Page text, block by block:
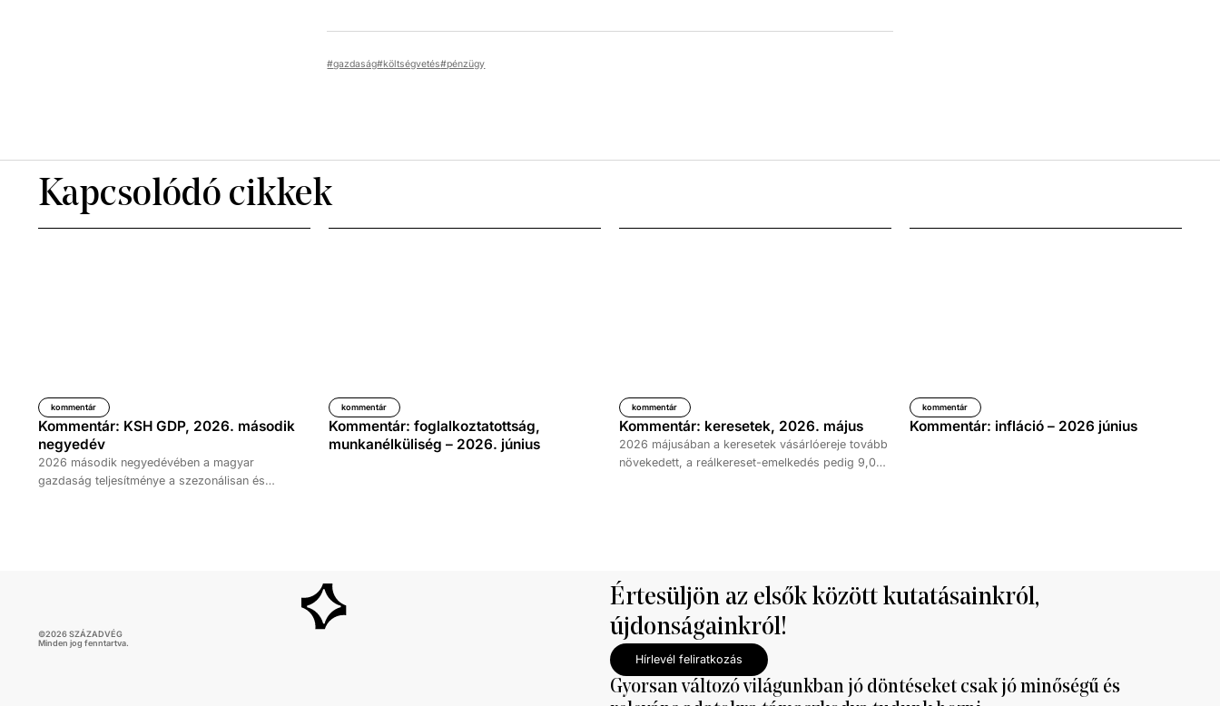
gazdaság költségvetés pénzügy
Kapcsolódó cikkek
kommentár
Kommentár: KSH GDP, 2026. második
negyedév
2026 második negyedévében a magyar
gazdaság teljesítménye a szezonálisan és
kommentár
Kommentár: foglalkoztatottság,
munkanélküliség – 2026. június
kommentár
Kommentár: keresetek, 2026. május
2026 májusában a keresetek vásárlóereje tovább
növekedett, a reálkereset-emelkedés pedig 9,0
kommentár
Kommentár: infláció – 2026 június
©2026SZÁZADVÉG
Minden jog fenntartva.
Értesüljön az elsők között kutatásainkról,
újdonságainkról!
Hírlevél feliratkozás
Gyorsan változó világunkban jó döntéseket csak jó minőségű és